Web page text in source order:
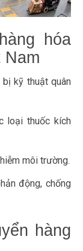
hóa
Nam
kỹ thuật quân
loại thuốc kích
môi trường.
động, chống
hàng